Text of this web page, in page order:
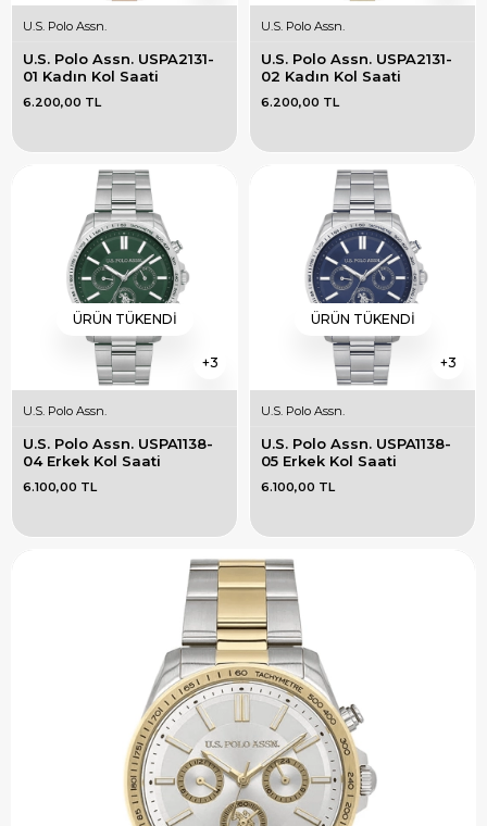
U.S. Polo Assn.
U.S. Polo Assn. USPA2131-
01 Kadın Kol Saati
6.200,00 TL
U.S. Polo Assn.
U.S. Polo Assn. USPA2131-
02 Kadın Kol Saati
6.200,00 TL
3
ÜRÜN TÜKENDI
U.S. Polo Assn.
U.S. Polo Assn. USPA1138-
04 Erkek Kol Saati
6.100,00 TL
3
ÜRÜN TÜKENDI
U.S. Polo Assn.
U.S. Polo Assn. USPA1138-
05 Erkek Kol Saati
6.100,00 TL